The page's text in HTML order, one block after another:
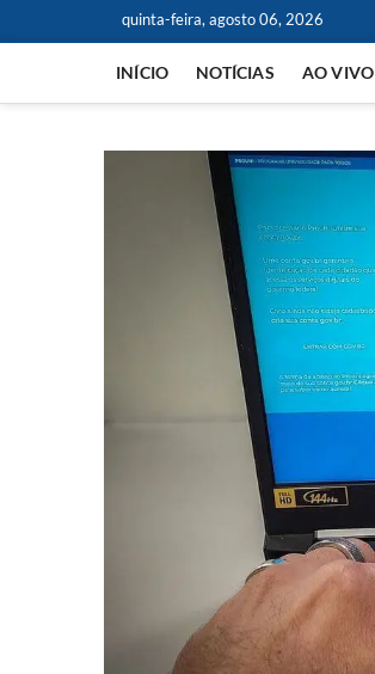
quinta-feira, agosto 06, 2026
INÍCIO NOTÍCIAS AO VIVO